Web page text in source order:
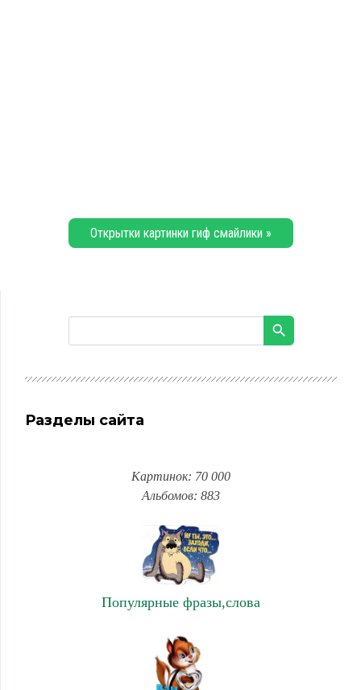
Открытки картинки гиф смайлики »
Разделы сайта
Картинок: 70 000
Альбомов: 883
Популярные фразы,слова